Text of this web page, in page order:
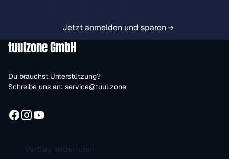
Jetzt anmelden und sparen
tuulzone GmbH
Du brauchst Unterstützung?
Schreibe uns an: service@tuul.zone
Vertrag widerrufen